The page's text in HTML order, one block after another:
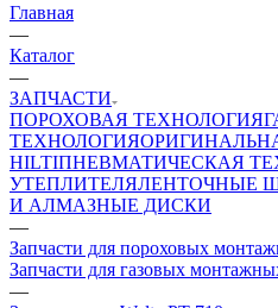
Главная
—
Каталог
—
ЗАПЧАСТИ
ПОРОХОВАЯ ТЕХНОЛОГИЯ
ТЕХНОЛОГИЯ
HILTIПНЕВМАТИЧЕСКАЯ
УТЕПЛИТЕЛЯЛЕНТОЧНЫЕ
И АЛМАЗНЫЕ ДИСКИ
—
Запчасти для пороховых
Запчасти для газовых
—